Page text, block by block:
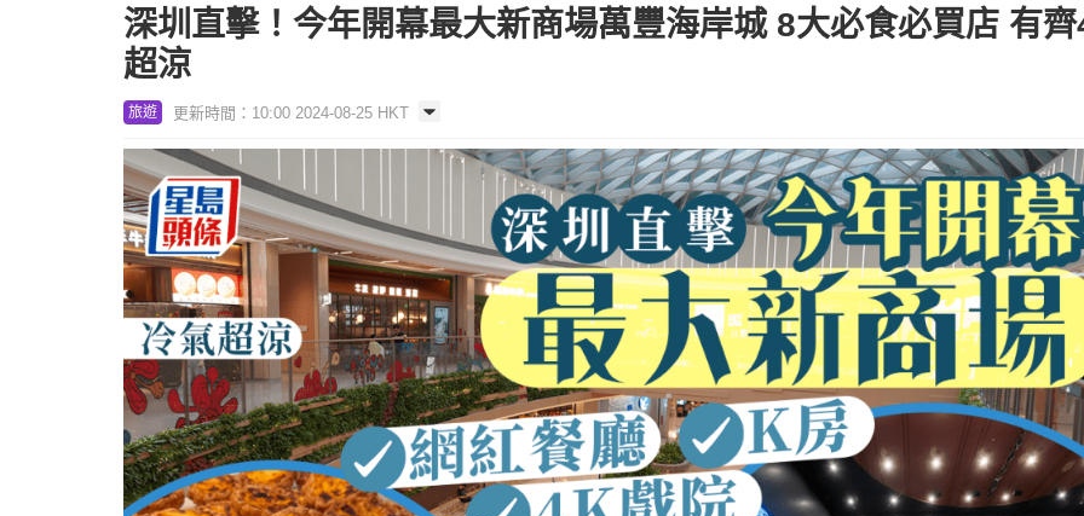
深圳直擊！今年開幕最大新商場萬豐海岸城 8大必食必買店 有
超涼
旅遊 更新時間：10:00 2024-08-25 HKT